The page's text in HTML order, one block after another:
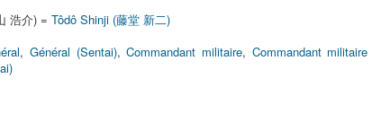
浩介) =Tôdô Shinji (藤堂 新二)
, Général (Sentai),Commandant militaire, Commandant militaire